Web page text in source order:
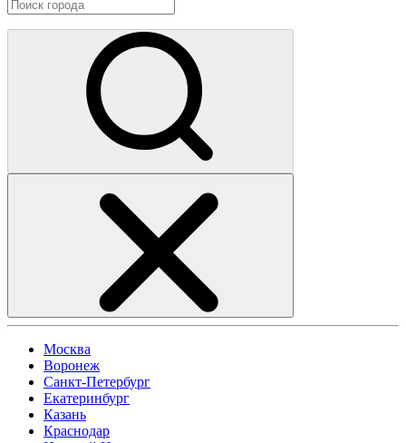
Москва
Воронеж
Санкт-Петербург
Екатеринбург
Казань
Краснодар